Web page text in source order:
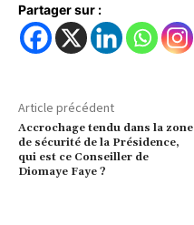
Partager sur :
Article précédent
Accrochage tendu dans la zone
de sécurité de la Présidence,
qui est ce Conseiller de
Diomaye Faye ?